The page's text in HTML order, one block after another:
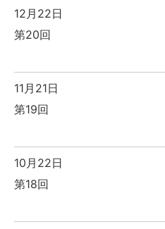
12月22日
第20回
11月21日
第19回
10月22日
第18回